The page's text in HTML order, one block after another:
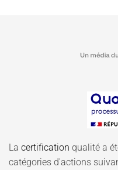
La certification qualité a
catégories d'actions